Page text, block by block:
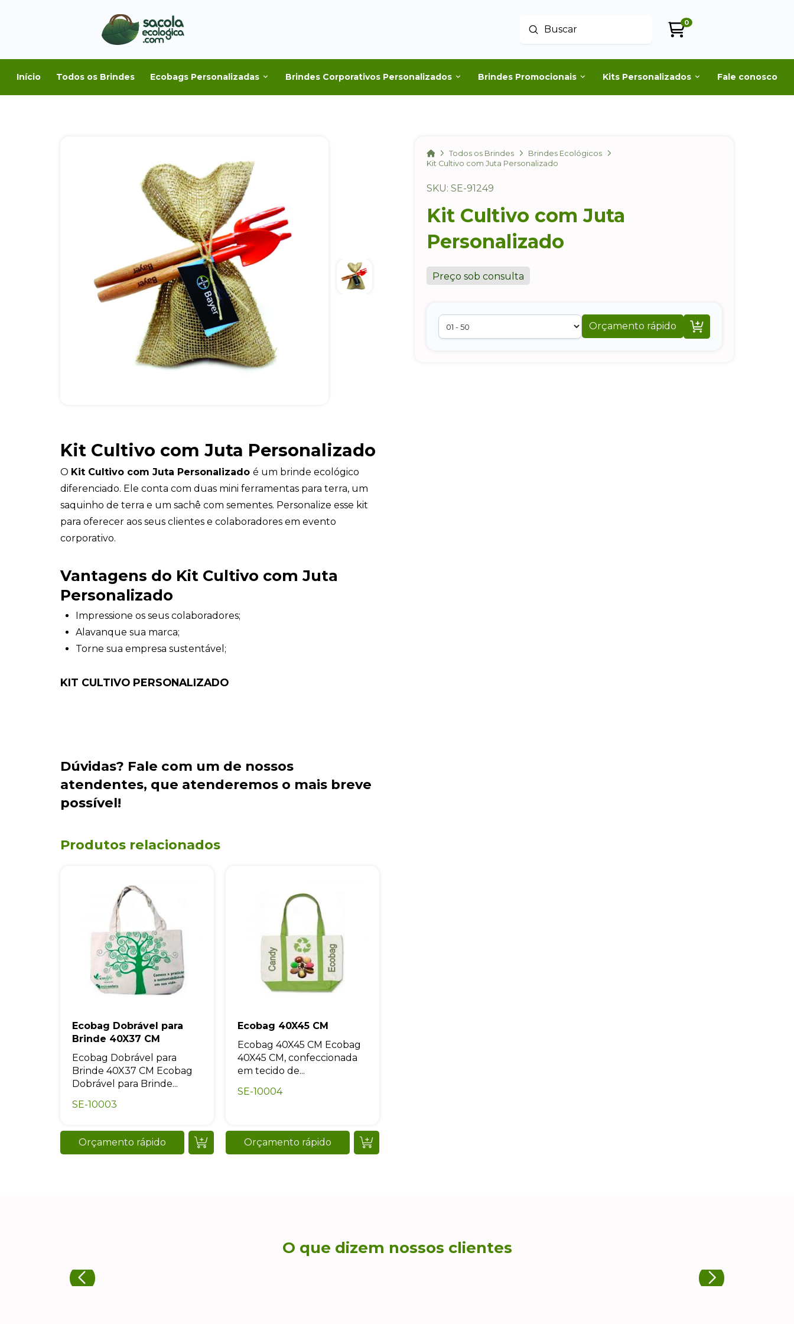
Buscar
Enviar
0
Início Todos os Brindes Ecobags Personalizadas Brindes Corporativos Personalizados Brindes Promocionais Kits Personalizados Fale conosco
HomeTodos os Brindes
Brindes Ecológicos
Kit Cultivo com Juta Personalizado
SKU: SE-91249
Kit Cultivo com Juta
Personalizado
Preço sob consulta
Orçamento rápido 
Kit Cultivo com Juta Personalizado
O Kit Cultivo com Juta Personalizado é um brinde ecológico
diferenciado. Ele conta com duas mini ferramentas para terra, um
saquinho de terra e um sachê com sementes. Personalize esse kit
para oferecer aos seus clientes e colaboradores em evento
corporativo.
Vantagens do Kit Cultivo com Juta
Personalizado
Impressione os seus colaboradores;
Alavanque sua marca;
Torne sua empresa sustentável;
KIT CULTIVO PERSONALIZADO
Dúvidas? Fale com um de nossos
atendentes, que atenderemos o mais breve
possível!
Produtos relacionados
Ecobag Dobrável para
Brinde 40X37 CM
Ecobag Dobrável para
Brinde 40X37 CM Ecobag
Dobrável para Brinde...
SE-10003
Orçamento rápido
Ecobag 40X45 CM
Ecobag 40X45 CM Ecobag
40X45 CM, confeccionada
em tecido de...
SE-10004
Orçamento rápido
O que dizem nossos clientes
+55
marketing. Você pode alterar suas preferências a qualquer
momento.